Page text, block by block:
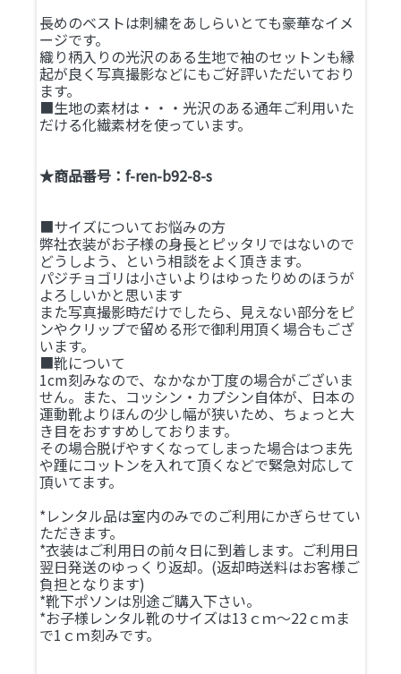
長めのベストは刺繍をあしらいとても豪華なイメ
ージです。
織り柄入りの光沢のある生地で袖のセットンも縁
起が良く写真撮影などにもご好評いただいており
ます。
■生地の素材は・・・光沢のある通年ご利用いた
だける化繊素材を使っています。
★商品番号：f-ren-b92-8-s
■サイズについてお悩みの方
弊社衣装がお子様の身長とピッタリではないので
どうしよう、という相談をよく頂きます。
パジチョゴリは小さいよりはゆったりめのほうが
よろしいかと思います
また写真撮影時だけでしたら、見えない部分をピ
ンやクリップで留める形で御利用頂く場合もござ
います。
■靴について
1cm刻みなので、なかなか丁度の場合がございま
せん。また、コッシン・カプシン自体が、日本の
運動靴よりほんの少し幅が狭いため、ちょっと大
き目をおすすめしております。
その場合脱げやすくなってしまった場合はつま先
や踵にコットンを入れて頂くなどで緊急対応して
頂いてます。
*レンタル品は室内のみでのご利用にかぎらせてい
ただきます。
*衣装はご利用日の前々日に到着します。ご利用日
翌日発送のゆっくり返却。(返却時送料はお客様ご
負担となります)
*靴下ポソンは別途ご購入下さい。
*お子様レンタル靴のサイズは13ｃｍ～22ｃｍま
で1ｃｍ刻みです。